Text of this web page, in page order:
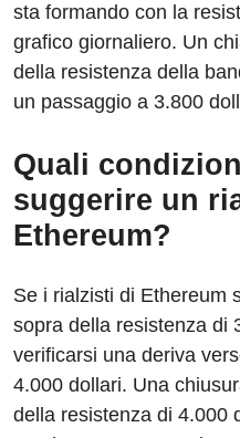
sta formando con la
grafico giornaliero. Un
della resistenza della
un passaggio a 3.800
Quali
suggerire un
Ethereum?
Se i rialzisti di Ethereum
sopra della resistenza di
verificarsi una deriva
4.000 dollari. Una
della resistenza di 4.000